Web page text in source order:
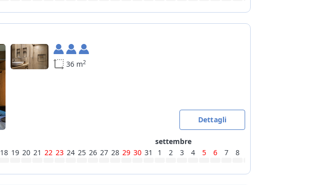
36 m2
Dettagli
18 19 20 21 22 23 24 25 26 27 28 29 30 31
settembre
1
2 3 4 5 6 7 8